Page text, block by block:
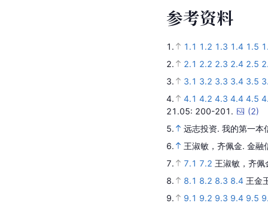
参考资料
1. 1.1 1.2 1.3 1.4 1.5
2.
2.1 2.2 2.3 2.4 2.5
3.
3.1 3.2 3.3 3.4 3.5
4.
4.1 4.2 4.3 4.4 4.5
21.05: 200-201. (2)
5.
远志投资. 我的第一本
6.
王淑敏，齐佩金. 金融
7.
7.1 7.2 王淑敏，齐
8.
8.1 8.2 8.3 8.4 王金
9.
9.1 9.2 9.3 9.4 9.5